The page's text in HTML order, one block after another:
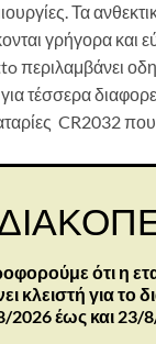
Τα
γρήγορα και
περιλαμβάνει
τέσσερα
CR2032
και άνω.
ότι η
κλειστή για το
2026 έως και 23/